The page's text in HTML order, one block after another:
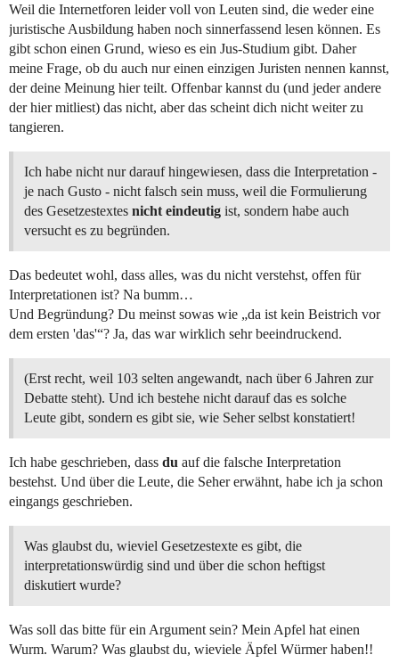
Weil die Internetforen leider voll von Leuten sind, die weder eine
juristische Ausbildung haben noch sinnerfassend lesen können. Es
gibt schon einen Grund, wieso es ein Jus-Studium gibt. Daher
meine Frage, ob du auch nur einen einzigen Juristen nennen kannst,
der deine Meinung hier teilt. Offenbar kannst du (und jeder andere
der hier mitliest) das nicht, aber das scheint dich nicht weiter zu
tangieren.
Ich habe nicht nur darauf hingewiesen, dass die Interpretation -
je nach Gusto - nicht falsch sein muss, weil die Formulierung
des Gesetzestextes nicht eindeutig ist, sondern habe auch
versucht es zu begründen.
Das bedeutet wohl, dass alles, was du nicht verstehst, offen für
Interpretationen ist? Na bumm…
Und Begründung? Du meinst sowas wie „da ist kein Beistrich vor
dem ersten 'das'“? Ja, das war wirklich sehr beeindruckend.
(Erst recht, weil 103 selten angewandt, nach über 6 Jahren zur
Debatte steht). Und ich bestehe nicht darauf das es solche
Leute gibt, sondern es gibt sie, wie Seher selbst konstatiert!
Ich habe geschrieben, dass du auf die falsche Interpretation
bestehst. Und über die Leute, die Seher erwähnt, habe ich ja schon
eingangs geschrieben.
Was glaubst du, wieviel Gesetzestexte es gibt, die
interpretationswürdig sind und über die schon heftigst
diskutiert wurde?
Was soll das bitte für ein Argument sein? Mein Apfel hat einen
Wurm. Warum? Was glaubst du, wieviele Äpfel Würmer haben!!